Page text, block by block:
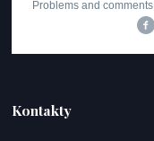
Kontakty